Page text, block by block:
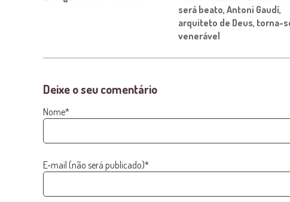
será beato, Antoni Gaudí,
arquiteto de Deus, torna-
venerável
Deixe o seu comentário
Nome*
E-mail (não será publicado)*